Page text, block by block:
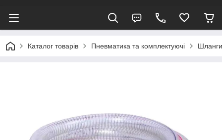
Каталог товарів Пневматика та комплектуючі Шланги